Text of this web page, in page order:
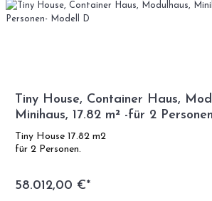
Tiny House, Container Haus,
Minihaus, 17.82 m² -für 2
Tiny House 17.82 m2
für 2 Personen.
58.012,00 €*